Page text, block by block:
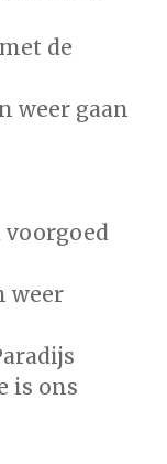
de
weer gaan
voorgoed
weer
is ons